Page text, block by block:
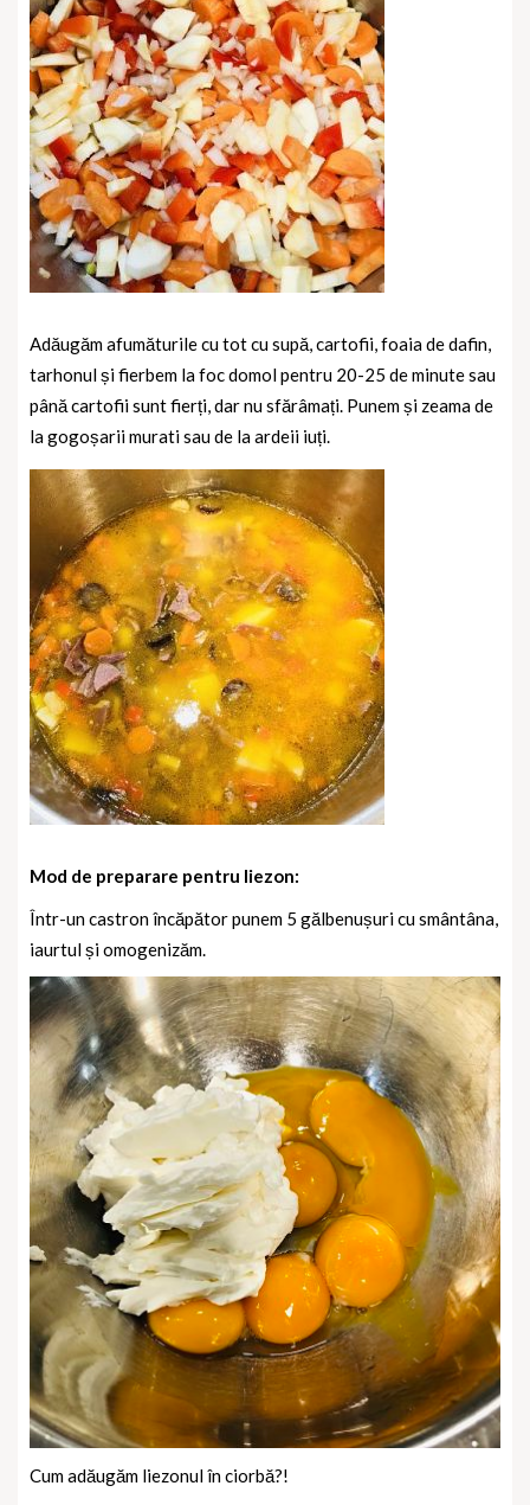
Adăugăm afumăturile cu tot cu supă, cartofii, foaia de dafin,
tarhonul și fierbem la foc domol pentru 20-25 de minute sau
până cartofii sunt fierți, dar nu sfărâmați. Punem și zeama de
la gogoșarii murati sau de la ardeii iuți.
Mod de preparare pentru liezon:
Într-un castron încăpător punem 5 gălbenușuri cu smântâna,
iaurtul și omogenizăm.
Cum adăugăm liezonul în ciorbă?!